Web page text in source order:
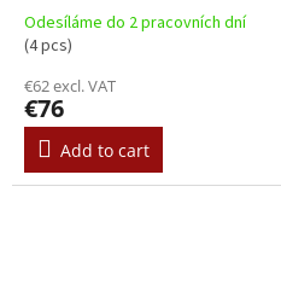
Odesíláme do 2 pracovních dní
(4 pcs)
€62 excl. VAT
€76
Add to cart